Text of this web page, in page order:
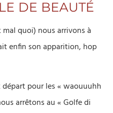
DE BEAUTÉ
quoi) nous arrivons à
enfin son apparition, hop
pour les « waouuuhh
arrêtons au « Golfe di